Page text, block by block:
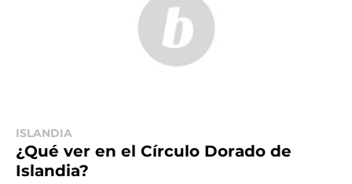
ISLANDIA
¿Qué ver en el Círculo Dorado de
Islandia?